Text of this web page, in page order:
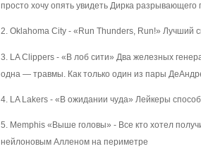
просто хочу опять увидеть Дирка разрывающего
2. Oklahoma City - «Run Thunders, Run!» Лучший
3. LA Clippers - «В лоб сити» Два железных
одна — травмы. Как только один из пары
4. LA Lakers - «В ожидании чуда» Лейкеры
5. Memphis «Выше головы» - Все кто хотел
нейлоновым Алленом на периметре